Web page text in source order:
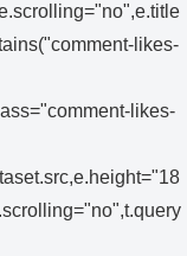
likes-
likes-